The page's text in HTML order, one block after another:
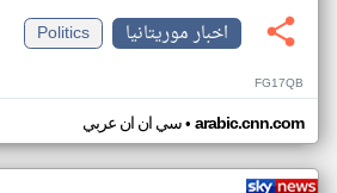
اخبار موريتانيا
Politics
FG17QB
سي ان ان عربي• arabic.cnn.com